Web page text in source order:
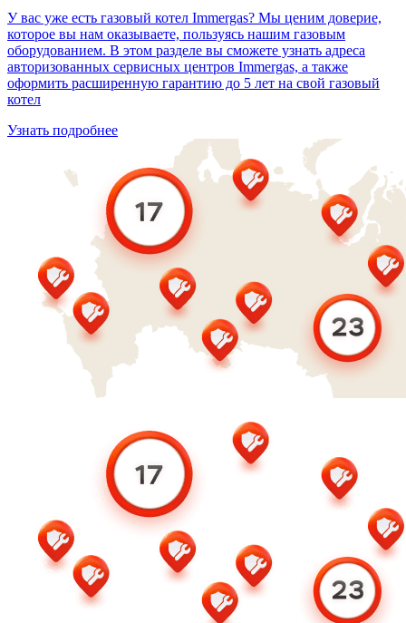
У вас уже есть газовый котел Immergas? Мы ценим доверие,
которое вы нам оказываете, пользуясь нашим газовым
оборудованием. В этом разделе вы сможете узнать адреса
авторизованных сервисных центров Immergas, а также
оформить расширенную гарантию до 5 лет на свой газовый
котел
Узнать подробнее